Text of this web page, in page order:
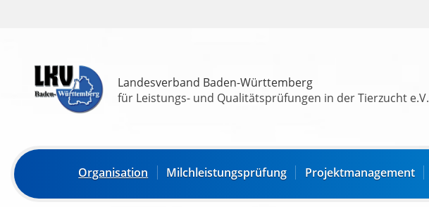
Landesverband Baden-Württemberg
für Leistungs- und Qualitätsprüfungen in der Tierzucht e.V.
Organisation Milchleistungsprüfung Projektmanagement